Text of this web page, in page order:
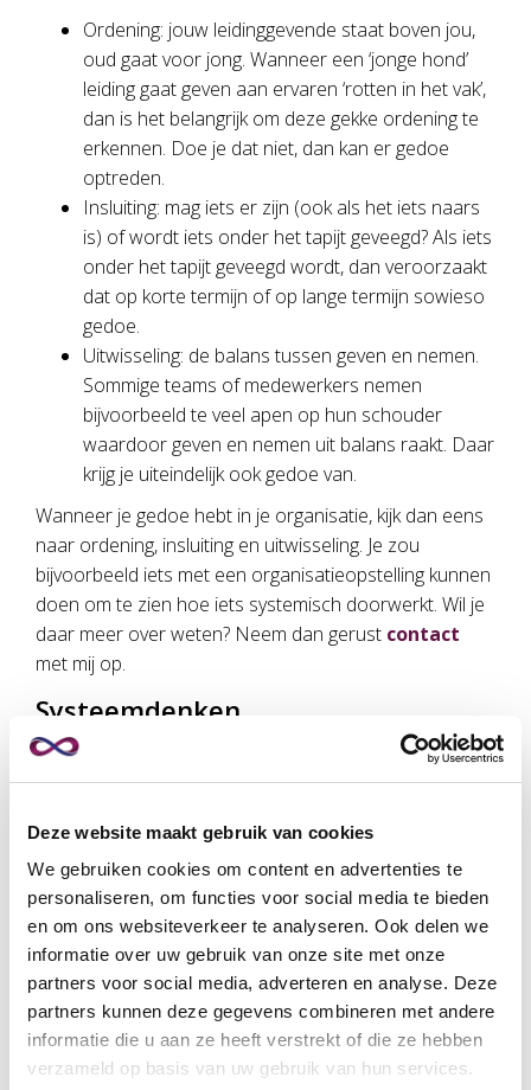
Deze website maakt gebruik van cookies
We gebruiken cookies om content en advertenties te
personaliseren, om functies voor social media te bieden
en om ons websiteverkeer te analyseren. Ook delen we
informatie over uw gebruik van onze site met onze
partners voor social media, adverteren en analyse. Deze
partners kunnen deze gegevens combineren met andere
informatie die u aan ze heeft verstrekt of die ze hebben
verzameld op basis van uw gebruik van hun services.
Ordening: jouw leidinggevende staat boven jou,
oud gaat voor jong. Wanneer een ‘jonge hond’
leiding gaat geven aan ervaren ‘rotten in het vak’,
dan is het belangrijk om deze gekke ordening te
erkennen. Doe je dat niet, dan kan er gedoe
optreden.
Insluiting: mag iets er zijn (ook als het iets naars
is) of wordt iets onder het tapijt geveegd? Als iets
onder het tapijt geveegd wordt, dan veroorzaakt
dat op korte termijn of op lange termijn sowieso
gedoe.
Uitwisseling: de balans tussen geven en nemen.
Sommige teams of medewerkers nemen
bijvoorbeeld te veel apen op hun schouder
waardoor geven en nemen uit balans raakt. Daar
krijg je uiteindelijk ook gedoe van.
Wanneer je gedoe hebt in je organisatie, kijk dan eens
naar ordening, insluiting en uitwisseling. Je zou
bijvoorbeeld iets met een organisatieopstelling kunnen
doen om te zien hoe iets systemisch doorwerkt. Wil je
daar meer over weten? Neem dan gerust contact
met mij op.
Systeemdenken
Het systeemdenken ken ik uit de theorie van Peter
Senge:The Fifth Discipline. In het systeemdenken
als mens een systeem, een team is een systeem, een
organisatie is een systeem, een samenleving is een
systeem, de wereld is een systeem, een bos is een
systeem, de natuur is een systeem en het heelal is een
systeem. En al deze systemen staan weer met elkaar
in verbinding. Als je dat inzicht eenmaal hebt, dan snap
je meteen dat als je ergens aan een touwtje trekt, dat
weer invloed heeft op iets anders.